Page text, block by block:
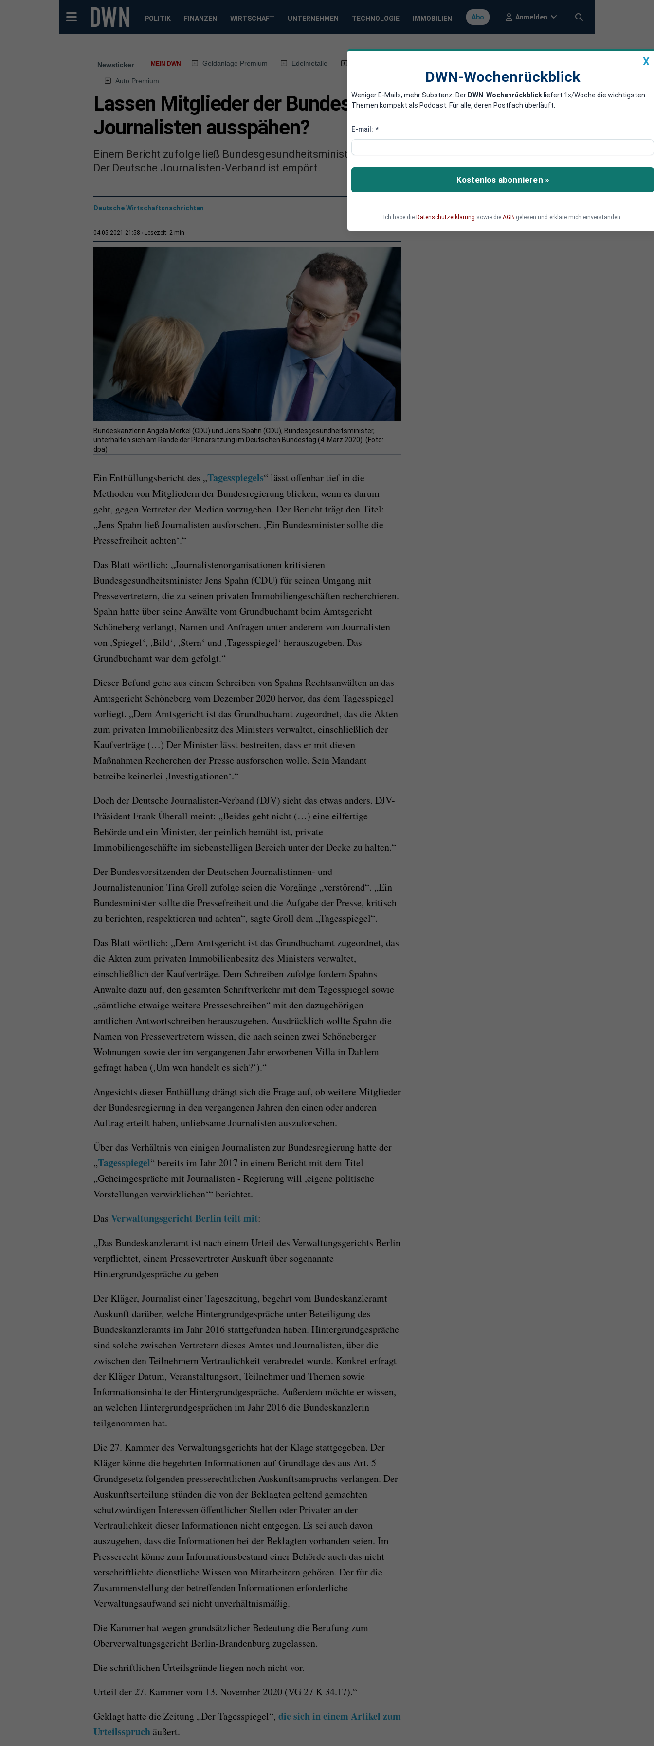
POLITIK FINANZEN WIRTSCHAFT UNTERNEHMEN TECHNOLOGIE IMMOBILIEN Abo Anmelden
Newsticker MEIN DWN: Geldanlage Premium Edelmetalle
Auto Premium
Lassen Mitglieder der Bundesregierung kritische
Journalisten ausspähen?
Einem Bericht zufolge ließ Bundesgesundheitsminister Jens Spahn Journalisten „ausforschen“.
Der Deutsche Journalisten-Verband ist empört.
Deutsche Wirtschaftsnachrichten
04.05.2021 21:58 Lesezeit: 2 min
Bundeskanzlerin Angela Merkel (CDU) und Jens Spahn (CDU), Bundesgesundheitsminister,
unterhalten sich am Rande der Plenarsitzung im Deutschen Bundestag (4. März 2020). (Foto:
dpa)
Ein Enthüllungsbericht des „Tagesspiegels“ lässt offenbar tief in die
Methoden von Mitgliedern der Bundesregierung blicken, wenn es darum
geht, gegen Vertreter der Medien vorzugehen. Der Bericht trägt den Titel:
„Jens Spahn ließ Journalisten ausforschen. ,Ein Bundesminister sollte die
Pressefreiheit achten‘.“
Das Blatt wörtlich: „Journalistenorganisationen kritisieren
Bundesgesundheitsminister Jens Spahn (CDU) für seinen Umgang mit
Pressevertretern, die zu seinen privaten Immobiliengeschäften recherchieren.
Spahn hatte über seine Anwälte vom Grundbuchamt beim Amtsgericht
Schöneberg verlangt, Namen und Anfragen unter anderem von Journalisten
von ,Spiegel‘, ,Bild‘, ,Stern‘ und ,Tagesspiegel‘ herauszugeben. Das
Grundbuchamt war dem gefolgt.“
Dieser Befund gehe aus einem Schreiben von Spahns Rechtsanwälten an das
Amtsgericht Schöneberg vom Dezember 2020 hervor, das dem Tagesspiegel
vorliegt. „Dem Amtsgericht ist das Grundbuchamt zugeordnet, das die Akten
zum privaten Immobilienbesitz des Ministers verwaltet, einschließlich der
Kaufverträge (…) Der Minister lässt bestreiten, dass er mit diesen
Maßnahmen Recherchen der Presse ausforschen wolle. Sein Mandant
betreibe keinerlei ,Investigationen‘.“
Doch der Deutsche Journalisten-Verband (DJV) sieht das etwas anders. DJV-
Präsident Frank Überall meint: „Beides geht nicht (…) eine eilfertige
Behörde und ein Minister, der peinlich bemüht ist, private
Immobiliengeschäfte im siebenstelligen Bereich unter der Decke zu halten.“
Der Bundesvorsitzenden der Deutschen Journalistinnen- und
Journalistenunion Tina Groll zufolge seien die Vorgänge „verstörend“. „Ein
Bundesminister sollte die Pressefreiheit und die Aufgabe der Presse, kritisch
zu berichten, respektieren und achten“, sagte Groll dem „Tagesspiegel“.
Das Blatt wörtlich: „Dem Amtsgericht ist das Grundbuchamt zugeordnet, das
die Akten zum privaten Immobilienbesitz des Ministers verwaltet,
einschließlich der Kaufverträge. Dem Schreiben zufolge fordern Spahns
Anwälte dazu auf, den gesamten Schriftverkehr mit dem Tagesspiegel sowie
„sämtliche etwaige weitere Presseschreiben“ mit den dazugehörigen
amtlichen Antwortschreiben herauszugeben. Ausdrücklich wollte Spahn die
Namen von Pressevertretern wissen, die nach seinen zwei Schöneberger
Wohnungen sowie der im vergangenen Jahr erworbenen Villa in Dahlem
gefragt haben (,Um wen handelt es sich?‘).“
Angesichts dieser Enthüllung drängt sich die Frage auf, ob weitere Mitglieder
der Bundesregierung in den vergangenen Jahren den einen oder anderen
Auftrag erteilt haben, unliebsame Journalisten auszuforschen.
Über das Verhältnis von einigen Journalisten zur Bundesregierung hatte der
„Tagesspiegel“ bereits im Jahr 2017 in einem Bericht mit dem Titel
„Geheimgespräche mit Journalisten - Regierung will ,eigene politische
Vorstellungen verwirklichen‘“ berichtet.
Das Verwaltungsgericht Berlin teilt mit:
„Das Bundeskanzleramt ist nach einem Urteil des Verwaltungsgerichts Berlin
verpflichtet, einem Pressevertreter Auskunft über sogenannte
Hintergrundgespräche zu geben
Der Kläger, Journalist einer Tageszeitung, begehrt vom Bundeskanzleramt
Auskunft darüber, welche Hintergrundgespräche unter Beteiligung des
Bundeskanzleramts im Jahr 2016 stattgefunden haben. Hintergrundgespräche
sind solche zwischen Vertretern dieses Amtes und Journalisten, über die
zwischen den Teilnehmern Vertraulichkeit verabredet wurde. Konkret erfragt
der Kläger Datum, Veranstaltungsort, Teilnehmer und Themen sowie
Informationsinhalte der Hintergrundgespräche. Außerdem möchte er wissen,
an welchen Hintergrundgesprächen im Jahr 2016 die Bundeskanzlerin
teilgenommen hat.
Die 27. Kammer des Verwaltungsgerichts hat der Klage stattgegeben. Der
Kläger könne die begehrten Informationen auf Grundlage des aus Art. 5
Grundgesetz folgenden presserechtlichen Auskunftsanspruchs verlangen. Der
Auskunftserteilung stünden die von der Beklagten geltend gemachten
schutzwürdigen Interessen öffentlicher Stellen oder Privater an der
Vertraulichkeit dieser Informationen nicht entgegen. Es sei auch davon
auszugehen, dass die Informationen bei der Beklagten vorhanden seien. Im
Presserecht könne zum Informationsbestand einer Behörde auch das nicht
verschriftlichte dienstliche Wissen von Mitarbeitern gehören. Der für die
Zusammenstellung der betreffenden Informationen erforderliche
Verwaltungsaufwand sei nicht unverhältnismäßig.
Die Kammer hat wegen grundsätzlicher Bedeutung die Berufung zum
Oberverwaltungsgericht Berlin-Brandenburg zugelassen.
Die schriftlichen Urteilsgründe liegen noch nicht vor.
Urteil der 27. Kammer vom 13. November 2020 (VG 27 K 34.17).“
Geklagt hatte die Zeitung „Der Tagesspiegel“, die sich in einem Artikel zum
Urteilsspruch äußert.
X
DWN-Wochenrückblick
Weniger E-Mails, mehr Substanz: Der DWN-Wochenrückblick liefert 1x/Woche die wichtigsten
Themen kompakt als Podcast. Für alle, deren Postfach überläuft.
E-mail: *
Kostenlos abonnieren »
Ich habe die Datenschutzerklärung sowie die AGB gelesen und erkläre mich einverstanden.